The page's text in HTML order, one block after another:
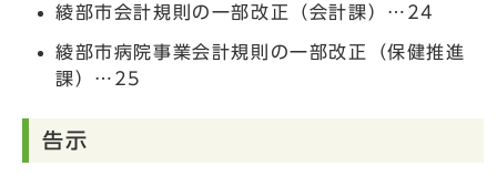
綾部市会計規則の一部改正（会計課）…24
綾部市病院事業会計規則の一部改正（保健推進
課）…25
告示